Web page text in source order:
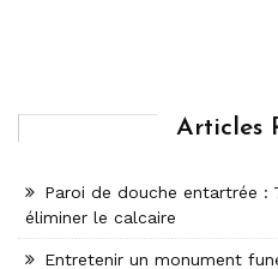
Articles
Paroi de douche entartrée :
éliminer le calcaire
Entretenir un monument